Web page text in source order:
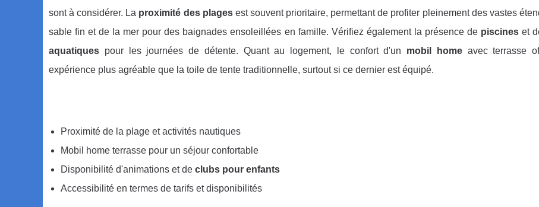
sont à considérer. La proximité des plagesest souvent prioritaire, permettant de profiter pleinement des vastes
sable fin et de la mer pour des baignades ensoleillées en famille. Vérifiez également la présence de piscineset
aquatiques pour les journées de détente. Quant au logement, le confort d'un mobil homeavec terrasse
expérience plus agréable que la toile de tente traditionnelle, surtout si ce dernier est équipé.
Proximité de la plage et activités nautiques
Mobil home terrasse pour un séjour confortable
Disponibilité d'animations et de clubs pour enfants
Accessibilité en termes de tarifs et disponibilités